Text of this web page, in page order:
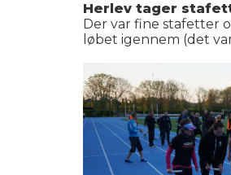
Herlev tager
Der var fine stafetter
løbet igennem (det